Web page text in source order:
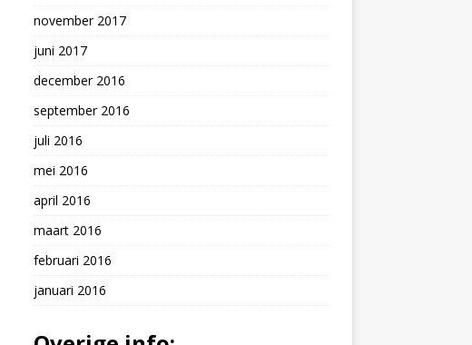
november 2017
juni 2017
december 2016
september 2016
juli 2016
mei 2016
april 2016
maart 2016
februari 2016
januari 2016